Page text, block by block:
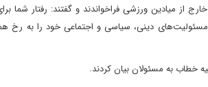
از میادین ورزشی فراخواندند و گفتند: رفتار شما
و مسئولیت‌های دینی، سیاسی و اجتماعی خود را به رخ
خطاب به مسئولان بیان کردند.